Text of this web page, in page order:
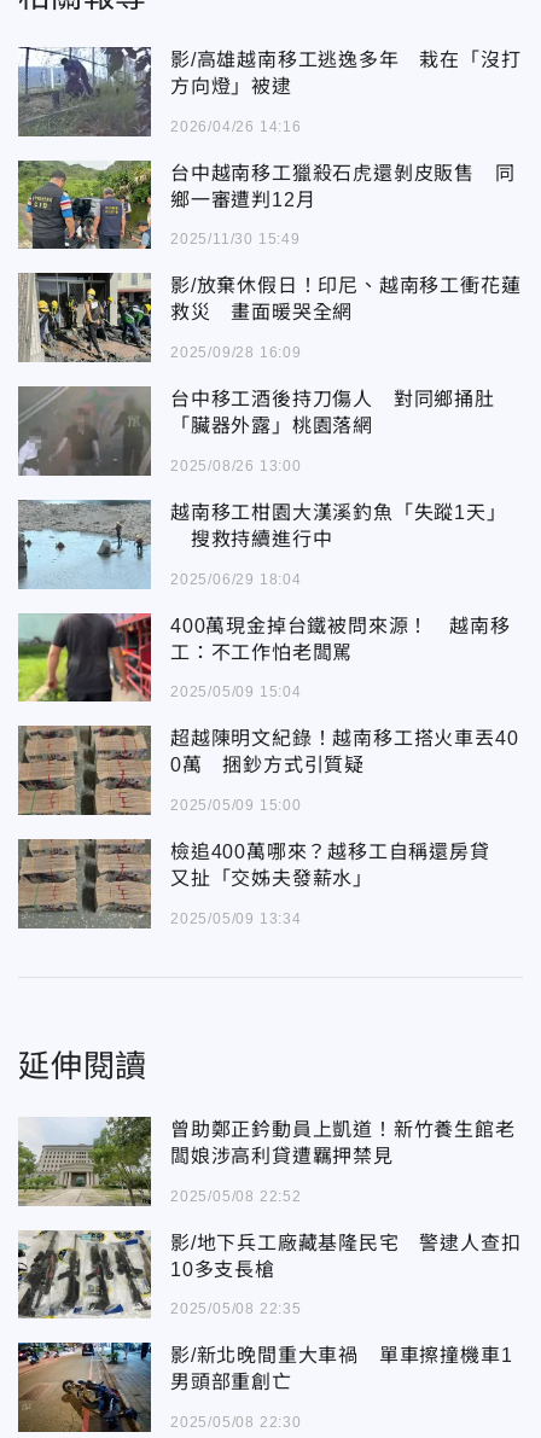
影/高雄越南移工逃逸多年 栽在「沒打
方向燈」被逮
2026/04/26 14:16
台中越南移工獵殺石虎還剝皮販售 同
鄉一審遭判12月
2025/11/30 15:49
影/放棄休假日！印尼、越南移工衝花蓮
救災 畫面暖哭全網
2025/09/28 16:09
台中移工酒後持刀傷人 對同鄉捅肚
「臟器外露」桃園落網
2025/08/26 13:00
越南移工柑園大漢溪釣魚「失蹤1天」
搜救持續進行中
2025/06/29 18:04
400萬現金掉台鐵被問來源！ 越南移
工：不工作怕老闆駡
2025/05/09 15:04
超越陳明文紀錄！越南移工搭火車丟40
0萬 捆鈔方式引質疑
2025/05/09 15:00
檢追400萬哪來？越移工自稱還房貸
又扯「交姊夫發薪水」
2025/05/09 13:34
延伸閱讀
曾助鄭正鈐動員上凱道！新竹養生館老
闆娘涉高利貸遭羈押禁見
2025/05/08 22:52
影/地下兵工廠藏基隆民宅 警逮人查扣
10多支長槍
2025/05/08 22:35
影/新北晚間重大車禍 單車擦撞機車1
男頭部重創亡
2025/05/08 22:30